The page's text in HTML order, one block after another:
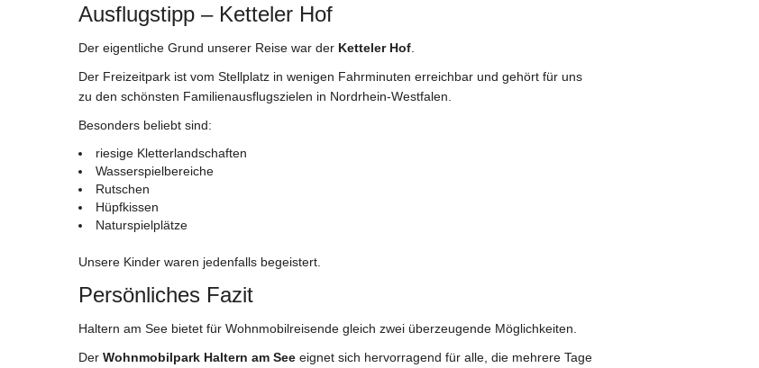
Ausflugstipp – Ketteler Hof
Der eigentliche Grund unserer Reise war der Ketteler Hof
Der Freizeitpark ist vom Stellplatz in wenigen Fahrminuten erreichbar und gehört für uns
zu den schönsten Familienausflugszielen in Nordrhein-Westfalen.
Besonders beliebt sind:
riesige Kletterlandschaften
Wasserspielbereiche
Rutschen
Hüpfkissen
Naturspielplätze
Unsere Kinder waren jedenfalls begeistert.
Persönliches Fazit
Haltern am See bietet für Wohnmobilreisende gleich zwei überzeugende Möglichkeiten.
Der Wohnmobilpark Haltern am See eignet sich hervorragend für alle, die mehrere Tage